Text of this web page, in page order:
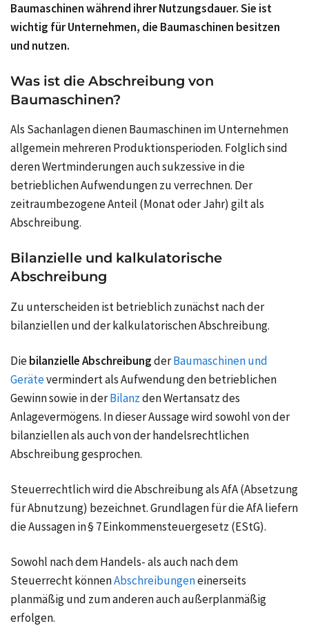
Baumaschinen während ihrer Nutzungsdauer. Sie ist
wichtig für Unternehmen, die Baumaschinen besitzen
und nutzen.
Was ist die Abschreibung von
Baumaschinen?
Als Sachanlagen dienen Baumaschinen im Unternehmen
allgemein mehreren Produktionsperioden. Folglich sind
deren Wertminderungen auch sukzessive in die
betrieblichen Aufwendungen zu verrechnen. Der
zeitraumbezogene Anteil (Monat oder Jahr) gilt als
Abschreibung.
Bilanzielle und kalkulatorische
Abschreibung
Zu unterscheiden ist betrieblich zunächst nach der
bilanziellen und der kalkulatorischen Abschreibung.
Diebilanzielle AbschreibungderBaumaschinen und
Gerätevermindert als Aufwendung den betrieblichen
Gewinn sowie in derBilanzden Wertansatz des
Anlagevermögens. In dieser Aussage wird sowohl von der
bilanziellen als auch von der handelsrechtlichen
Abschreibung gesprochen.
Steuerrechtlich wird die Abschreibung als AfA (Absetzung
für Abnutzung) bezeichnet. Grundlagen für die AfA liefern
die Aussagen in § 7 Einkommensteuergesetz (EStG).
Sowohl nach dem Handels- als auch nach dem
Steuerrecht könnenAbschreibungeneinerseits
planmäßig und zum anderen auch außerplanmäßig
erfolgen.